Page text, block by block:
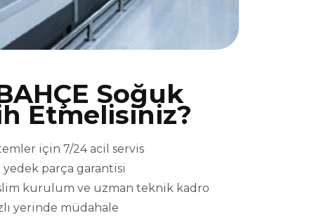
Soğuk
Etmelisiniz?
için 7/24 acil servis
yedek parça garantisi
kurulum ve uzman teknik kadro
yerinde müdahale